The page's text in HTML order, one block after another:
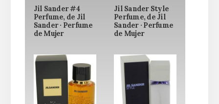
Jil Sander #4
Perfume, de Jil
Sander · Perfume
de Mujer
Jil Sander Style
Perfume, de Jil
Sander · Perfume
de Mujer